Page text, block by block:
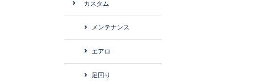
カスタム
メンテナンス
エアロ
足回り